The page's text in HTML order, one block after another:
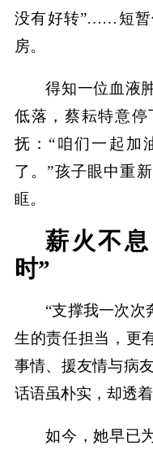
没有好转”……短暂
房。
得知一位血液
低落，蔡耘特意
抚：“咱们一起加
了。”孩子眼中重
眶。
薪火不
时”
“支撑我一次次
生的责任担当，更
事情、援友情与病
话语虽朴实，却透
如今，她早已